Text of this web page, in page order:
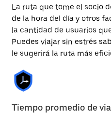
La ruta que tome el socio
de la hora del día y otros
la cantidad de usuarios
Puedes viajar sin estrés
le sugerirá la ruta más
Tiempo promedio de